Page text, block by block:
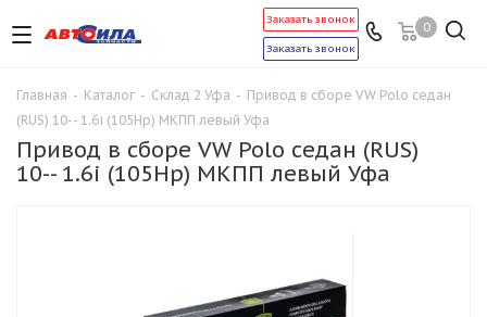
0
Заказать звонок
Заказать звонок
Главная - Каталог - Склад 2 Уфа - Привод в сборе VW Polo седан
(RUS) 10-- 1.6i (105Hp) MКПП левый Уфа
Привод в сборе VW Polo седан (RUS)
10-- 1.6i (105Hp) MКПП левый Уфа